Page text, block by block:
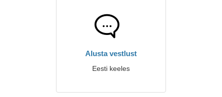
Alusta vestlust
Eesti keeles